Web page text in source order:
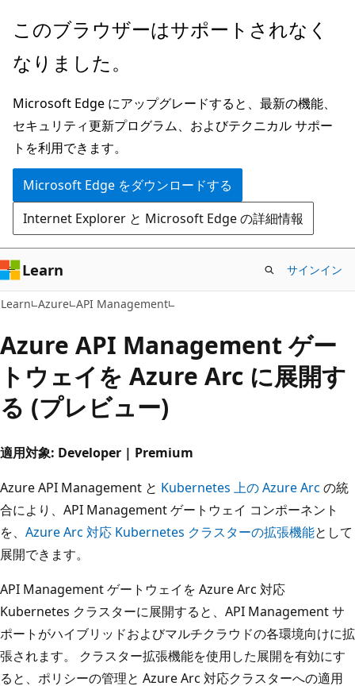
メ
ン
ン
テ
ン
ツ
に
ス
キ
ッ
プ
このブラウザーはサポートされなく
なりました。
Microsoft Edge にアップグレードすると、最新の機能、
セキュリティ更新プログラム、およびテクニカル サポー
トを利用できます。
Microsoft Edge をダウンロードする
Internet Explorer と Microsoft Edge の詳細情報
Learn サインイン
Learn Azure API Management
Azure API Management ゲー
トウェイを Azure Arc に展開す
る (プレビュー)
適用対象: Developer | Premium
Azure API Management と Kubernetes 上の Azure Arc の統
合により、API Management ゲートウェイ コンポーネント
を、 Azure Arc 対応 Kubernetes クラスターの拡張機能として
展開できます。
API Management ゲートウェイを Azure Arc 対応
Kubernetes クラスターに展開すると、API Management サ
ポートがハイブリッドおよびマルチクラウドの各環境向けに拡
張されます。 クラスター拡張機能を使用した展開を有効にす
ると、ポリシーの管理と Azure Arc 対応クラスターへの適用